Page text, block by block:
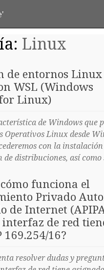
Linux
de entornos Linux
WSL (Windows
Linux)
de Windows que
Operativos Linux desde
con la
de distribuciones, así como
cómo funciona el
Privado
de Internet
interfaz de red
16?
resolver dudas y